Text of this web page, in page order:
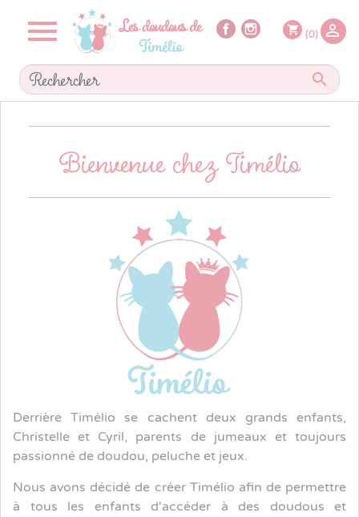


shopping_cart (0) 
Bienvenue chez Timélio
Derrière Timélio se cachent deux grands enfants,
Christelle et Cyril, parents de jumeaux et toujours
passionné de doudou, peluche et jeux.
Nous avons décidé de créer Timélio afin de permettre
à tous les enfants d'accéder à des doudous et